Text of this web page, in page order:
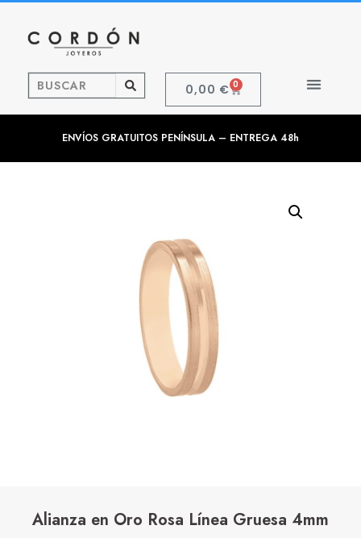
0,00 € 0
ENVÍOS GRATUITOS PENÍNSULA – ENTREGA 48h
Alianza en Oro Rosa Línea Gruesa 4mm